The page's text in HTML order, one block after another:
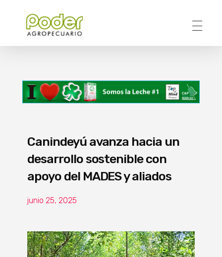
Canindeyú avanza hacia un
desarrollo sostenible con
apoyo del MADES y aliados
junio 25, 2025